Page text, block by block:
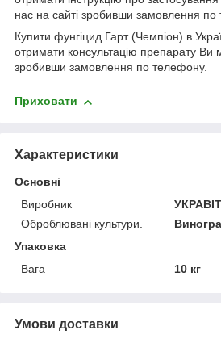
нас на сайті зробивши замовлення по
Купити фунгіцид Гарт (Чемпіон) в
отримати консультацію препарату Ви
зробивши замовлення по телефону.
Приховати
Характеристики
Основні
Виробник
УКРАВІТ
Оброблювані культури.
Упаковка
Вага
10 кг
Умови доставки